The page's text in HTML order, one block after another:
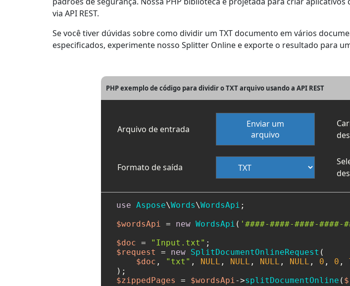
via API REST.
Se você tiver dúvidas sobre como dividir um TXT documento em vários
especificados, experimente nosso Splitter Online e exporte o resultado para
PHP exemplo de código para dividir o TXT arquivo usando a API REST
Arquivo de entrada
Enviar um
arquivo
Formato de saída
use Aspose\Words\WordsApi ;
$wordsApi = new WordsApi ( '####-####-####-####-
$doc = "Input.txt"
$request
= new SplitDocumentOnlineRequest (
$doc , "txt" , NULL , NULL , NULL , NULL , 0 , 0 ,
$zippedPages
= $wordsApi->splitDocumentOnline (